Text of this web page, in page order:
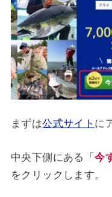
まずは公式サイト に
中央下側にある「今
をクリックします。